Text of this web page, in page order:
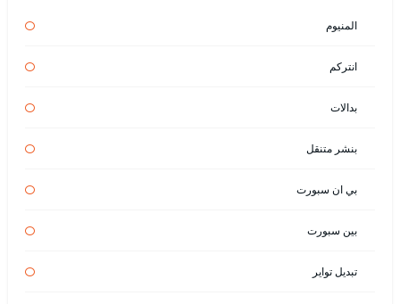
المنيوم
انتركم
بدالات
بنشر متنقل
بي ان سبورت
بين سبورت
تبديل تواير